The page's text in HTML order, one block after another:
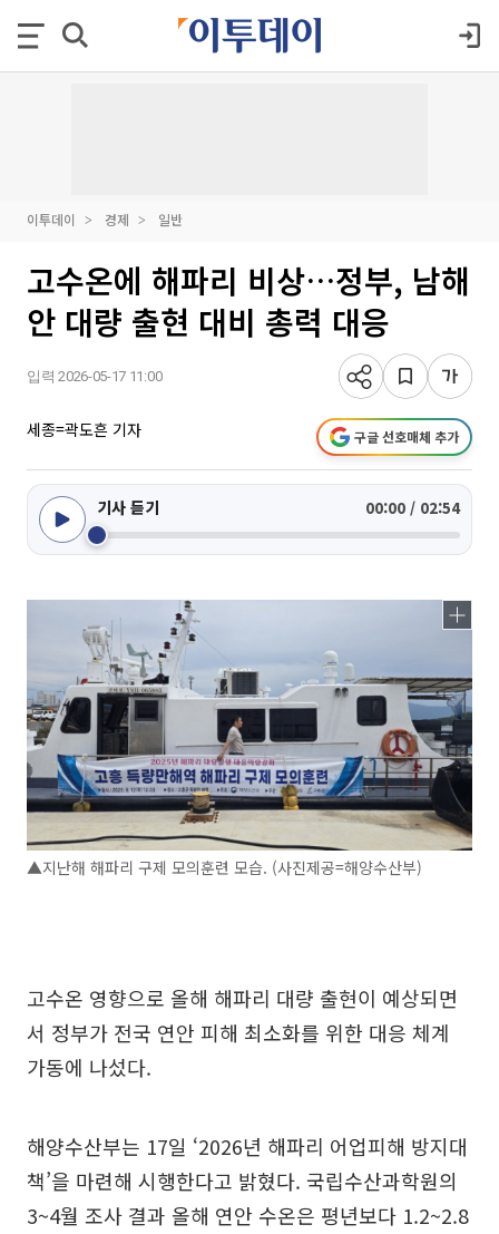
이투데이 경제 일반
고수온에 해파리 비상…정부, 남해
안 대량 출현 대비 총력 대응
입력 2026-05-17 11:00
세종=곽도흔 기자 구글 선호매체 추가
기사 듣기 00:00 / 02:54
▲지난해 해파리 구제 모의훈련 모습. (사진제공=해양수산부)
고수온 영향으로 올해 해파리 대량 출현이 예상되면
서 정부가 전국 연안 피해 최소화를 위한 대응 체계
가동에 나섰다.
해양수산부는 17일 ‘2026년 해파리 어업피해 방지대
책’을 마련해 시행한다고 밝혔다. 국립수산과학원의
3~4월 조사 결과 올해 연안 수온은 평년보다 1.2~2.8